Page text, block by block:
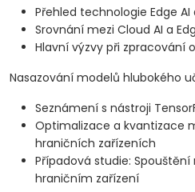
Přehled technologie Edge
Srovnání mezi Cloud AI a
Hlavní výzvy při zpracování
Nasazování modelů hlubokého
Seznámení s nástroji
Optimalizace a kvantizace
hraničních zařízeních
Případová studie: Spouštění
hraničním zařízení